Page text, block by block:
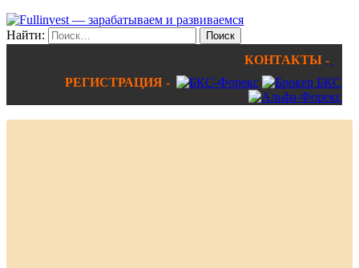
Найти:
КОНТАКТЫ -
РЕГИСТРАЦИЯ -